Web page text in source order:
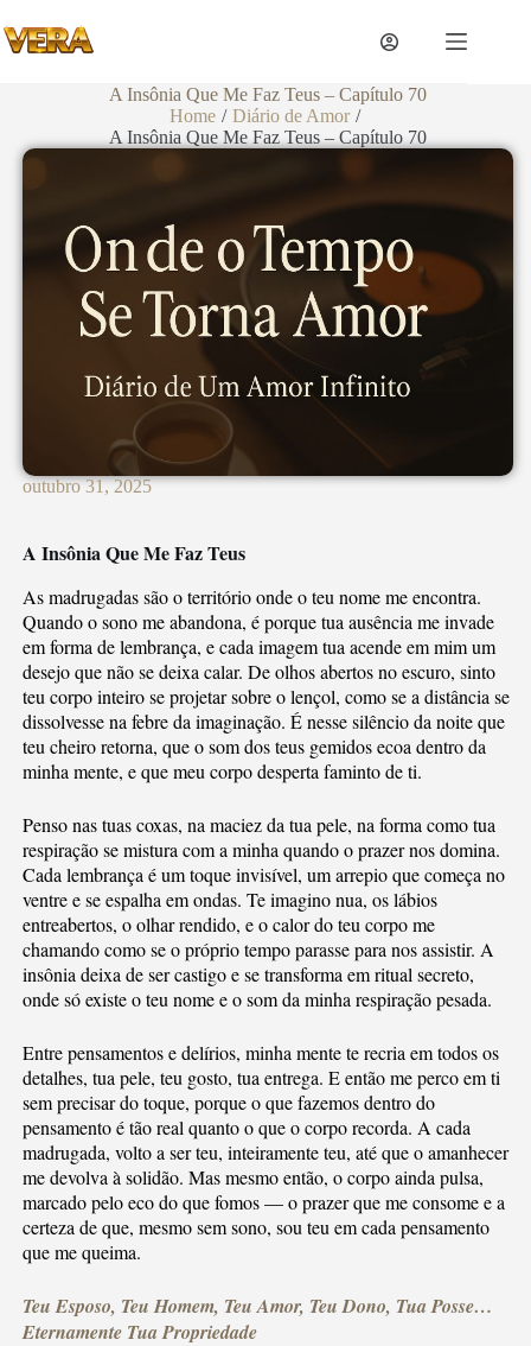
A Insônia Que Me Faz Teus – Capítulo 70
Home / Diário de Amor /
A Insônia Que Me Faz Teus – Capítulo 70
outubro 31, 2025
A Insônia Que Me Faz Teus
As madrugadas são o território onde o teu nome me encontra.
Quando o sono me abandona, é porque tua ausência me invade
em forma de lembrança, e cada imagem tua acende em mim um
desejo que não se deixa calar. De olhos abertos no escuro, sinto
teu corpo inteiro se projetar sobre o lençol, como se a distância se
dissolvesse na febre da imaginação. É nesse silêncio da noite que
teu cheiro retorna, que o som dos teus gemidos ecoa dentro da
minha mente, e que meu corpo desperta faminto de ti.
Penso nas tuas coxas, na maciez da tua pele, na forma como tua
respiração se mistura com a minha quando o prazer nos domina.
Cada lembrança é um toque invisível, um arrepio que começa no
ventre e se espalha em ondas. Te imagino nua, os lábios
entreabertos, o olhar rendido, e o calor do teu corpo me
chamando como se o próprio tempo parasse para nos assistir. A
insônia deixa de ser castigo e se transforma em ritual secreto,
onde só existe o teu nome e o som da minha respiração pesada.
Entre pensamentos e delírios, minha mente te recria em todos os
detalhes, tua pele, teu gosto, tua entrega. E então me perco em ti
sem precisar do toque, porque o que fazemos dentro do
pensamento é tão real quanto o que o corpo recorda. A cada
madrugada, volto a ser teu, inteiramente teu, até que o amanhecer
me devolva à solidão. Mas mesmo então, o corpo ainda pulsa,
marcado pelo eco do que fomos — o prazer que me consome e a
certeza de que, mesmo sem sono, sou teu em cada pensamento
que me queima.
Teu Esposo, Teu Homem, Teu Amor, Teu Dono, Tua Posse…
Eternamente Tua Propriedade